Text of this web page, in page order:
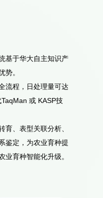
基于华大自主知识产
势。
流程，日处理量可达
TaqMan 或 KASP技
、表型关联分析、
鉴定，为农业育种提
育种智能化升级。